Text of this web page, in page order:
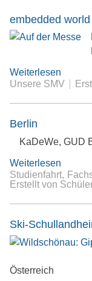
embedded world
Weiterlesen
Unsere SMV
Berlin
KaDeWe, GUD
Weiterlesen
Studienfahrt
Erstellt von
Ski-
Österreich